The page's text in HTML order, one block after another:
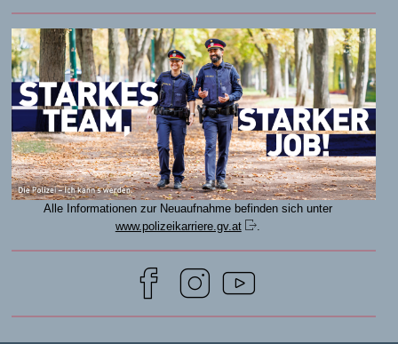
Alle Informationen zur Neuaufnahme befinden sich unter
www.polizeikarriere.gv.at
.